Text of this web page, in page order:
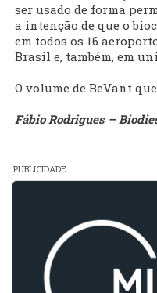
ser usado de forma
a intenção de que o
em todos os 16
Brasil e, também, em
O volume de BeVant
Fábio Rodrigues –
PUBLICIDADE